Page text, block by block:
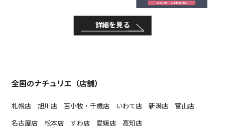
詳細を見る
全国のナチュリエ（店舗）
札幌店 旭川店 苫小牧・千歳店 いわて店 新潟店
富山店
名古屋店
松本店 すわ店 愛媛店 高知店